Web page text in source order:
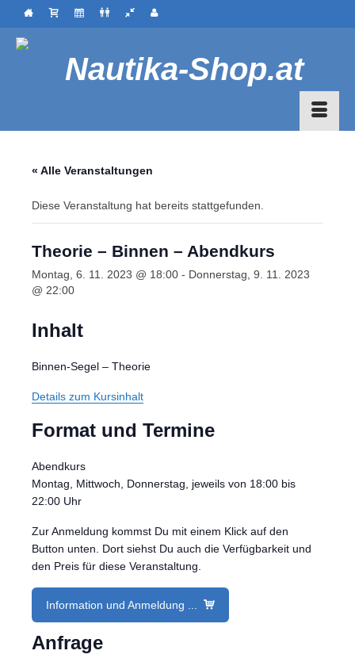
« Alle Veranstaltungen
Diese Veranstaltung hat bereits stattgefunden.
Theorie – Binnen – Abendkurs
Montag, 6. 11. 2023 @ 18:00 - Donnerstag, 9. 11. 2023
@ 22:00
Inhalt
Binnen-Segel – Theorie
Details zum Kursinhalt
Format und Termine
Abendkurs
Montag, Mittwoch, Donnerstag, jeweils von 18:00 bis
22:00 Uhr
Zur Anmeldung kommst Du mit einem Klick auf den
Button unten. Dort siehst Du auch die Verfügbarkeit und
den Preis für diese Veranstaltung.
Information und Anmeldung ...
Anfrage